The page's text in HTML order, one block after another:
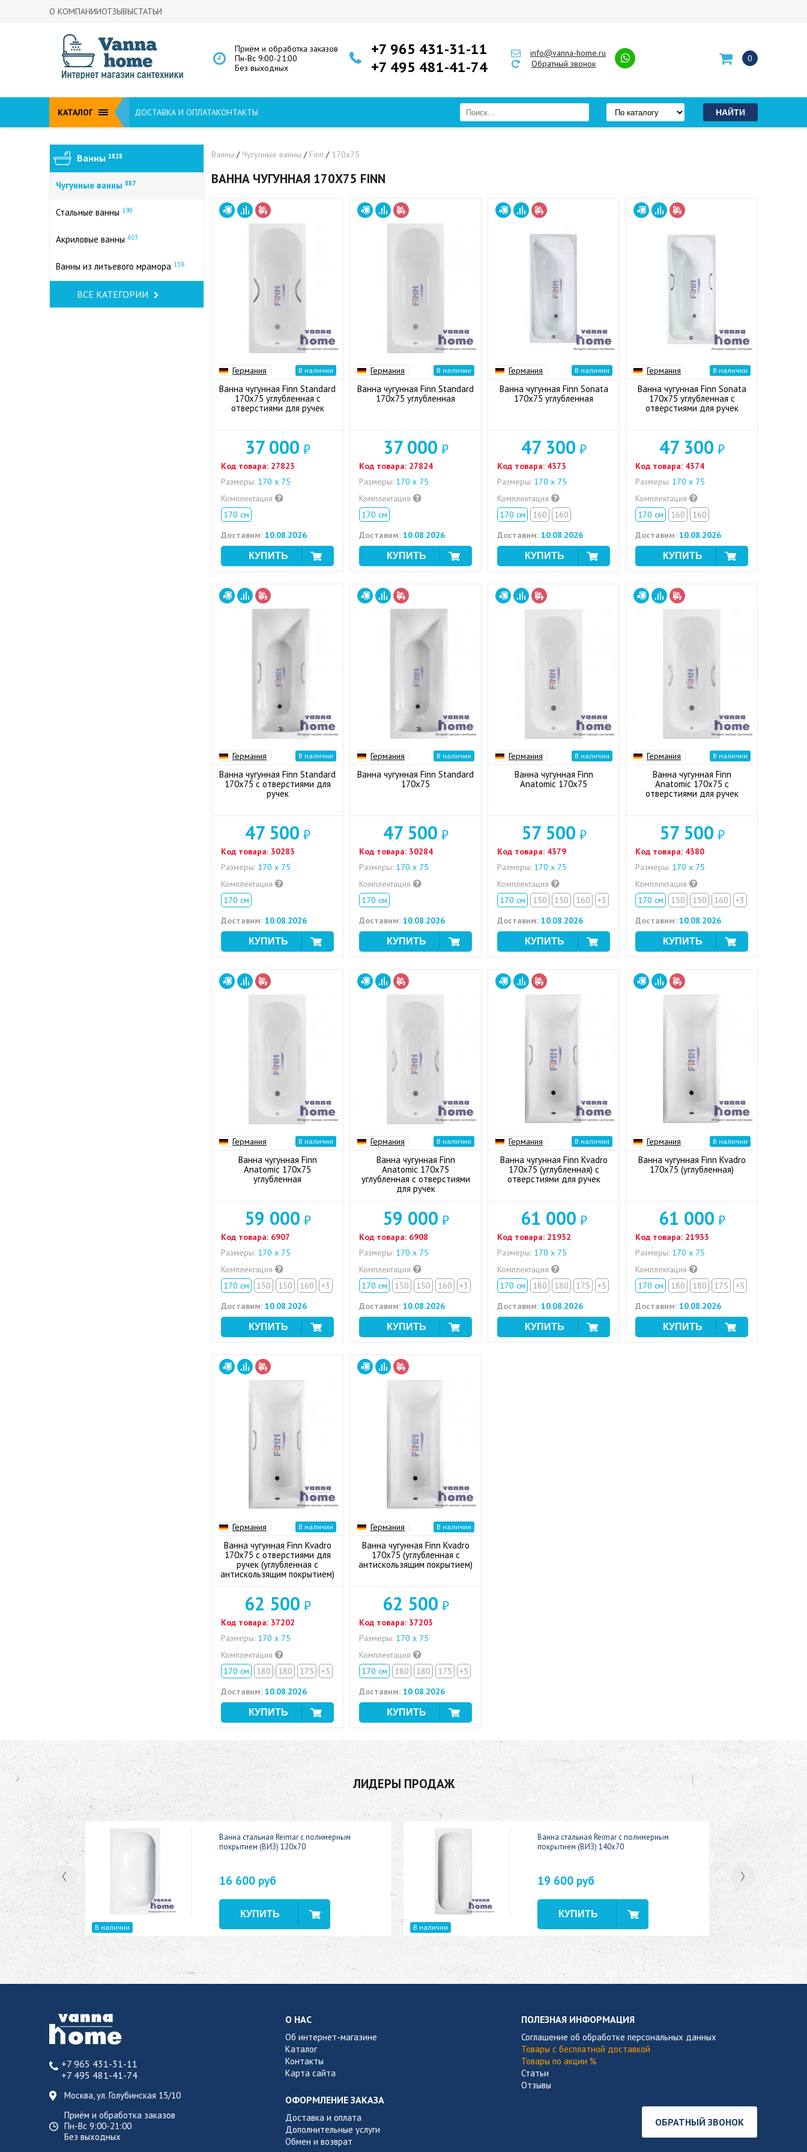
О КОМПАНИИОТЗЫВЫСТАТЬИ
Приём и обработка заказов
Пн-Вс 9:00-21:00
Без выходных
+7 965 431-31-11
+7 495 481-41-74
info@vanna-home.ru
Обратный звонок
0
КАТАЛОГ ДОСТАВКА И ОПЛАТАКОНТАКТЫ
Ванны 1828
Чугунные ванны 887
Стальные ванны 190
Акриловые ванны 613
Ванны из литьевого мрамора 138
ВСЕ КАТЕГОРИИ
Ванны / Чугунные ванны / Finn / 170х75
ВАННА ЧУГУННАЯ 170Х75 FINN
Германия В наличии
Ванна чугунная Finn Standard
170x75 углубленная с
отверстиями для ручек
37 000 ₽
Код товара: 27823
Размеры: 170 х 75
Комплектация
170 см
Доставим: 10.08.2026
Германия В наличии
Ванна чугунная Finn Standard
170x75 углубленная
37 000 ₽
Код товара: 27824
Размеры: 170 х 75
Комплектация
170 см
Доставим: 10.08.2026
Германия В наличии
Ванна чугунная Finn Sonata
170x75 углубленная
47 300 ₽
Код товара: 4373
Размеры: 170 х 75
Комплектация
170 см
160
160
Доставим: 10.08.2026
Германия В наличии
Ванна чугунная Finn Sonata
170x75 углубленная с
отверстиями для ручек
47 300 ₽
Код товара: 4374
Размеры: 170 х 75
Комплектация
170 см
160
160
Доставим: 10.08.2026
Германия В наличии
Ванна чугунная Finn Standard
170x75 с отверстиями для
ручек
47 500 ₽
Код товара: 30283
Размеры: 170 х 75
Комплектация
170 см
Доставим: 10.08.2026
Германия В наличии
Ванна чугунная Finn Standard
170x75
47 500 ₽
Код товара: 30284
Размеры: 170 х 75
Комплектация
170 см
Доставим: 10.08.2026
Германия В наличии
Ванна чугунная Finn
Anatomic 170x75
57 500 ₽
Код товара: 4379
Размеры: 170 х 75
Комплектация
170 см
150 150 160
+3
Доставим: 10.08.2026
Германия В наличии
Ванна чугунная Finn
Anatomic 170x75 с
отверстиями для ручек
57 500 ₽
Код товара: 4380
Размеры: 170 х 75
Комплектация
170 см
150 150 160
+3
Доставим: 10.08.2026
Германия В наличии
Ванна чугунная Finn
Anatomic 170x75
углубленная
59 000 ₽
Код товара: 6907
Размеры: 170 х 75
Комплектация
170 см
150 150 160
+3
Доставим: 10.08.2026
Германия В наличии
Ванна чугунная Finn
Anatomic 170x75
углубленная с отверстиями
для ручек
59 000 ₽
Код товара: 6908
Размеры: 170 х 75
Комплектация
170 см
150 150 160
+3
Доставим: 10.08.2026
Германия В наличии
Ванна чугунная Finn Kvadro
170x75 (углубленная) с
отверстиями для ручек
61 000 ₽
Код товара: 21932
Размеры: 170 х 75
Комплектация
170 см
180 180 175
+5
Доставим: 10.08.2026
Германия В наличии
Ванна чугунная Finn Kvadro
170x75 (углубленная)
61 000 ₽
Код товара: 21933
Размеры: 170 х 75
Комплектация
170 см
180 180 175
+5
Доставим: 10.08.2026
Германия В наличии
Ванна чугунная Finn Kvadro
170x75 с отверстиями для
ручек (углубленная с
антискользящим покрытием)
62 500 ₽
Код товара: 37202
Размеры: 170 х 75
Комплектация
170 см
180 180 175
+5
Доставим: 10.08.2026
Германия В наличии
Ванна чугунная Finn Kvadro
170x75 (углубленная с
антискользящим покрытием)
62 500 ₽
Код товара: 37203
Размеры: 170 х 75
Комплектация
170 см
180 180 175
+5
Доставим: 10.08.2026
ЛИДЕРЫ ПРОДАЖ
150x70
В наличии
Ванна стальная Reimar с полимерным
покрытием (ВИЗ) 120x70
16 600 руб
В наличии
Ванна стальная Reimar с полимерным
покрытием (ВИЗ) 140x70
19 600 руб
+7 965 431-31-11
+7 495 481-41-74
Москва, ул. Голубинская 15/10
Приём и обработка заказов
Пн-Вс 9:00-21:00
Без выходных
О НАС
Об интернет-магазине
Каталог
Контакты
Карта сайта
ОФОРМЛЕНИЕ ЗАКАЗА
Доставка и оплата
Дополнительные услуги
Обмен и возврат
ПОЛЕЗНАЯ ИНФОРМАЦИЯ
Соглашение об обработке персональных данных
Товары с бесплатной доставкой
Товары по акции %
Статьи
Отзывы
ОБРАТНЫЙ ЗВОНОК